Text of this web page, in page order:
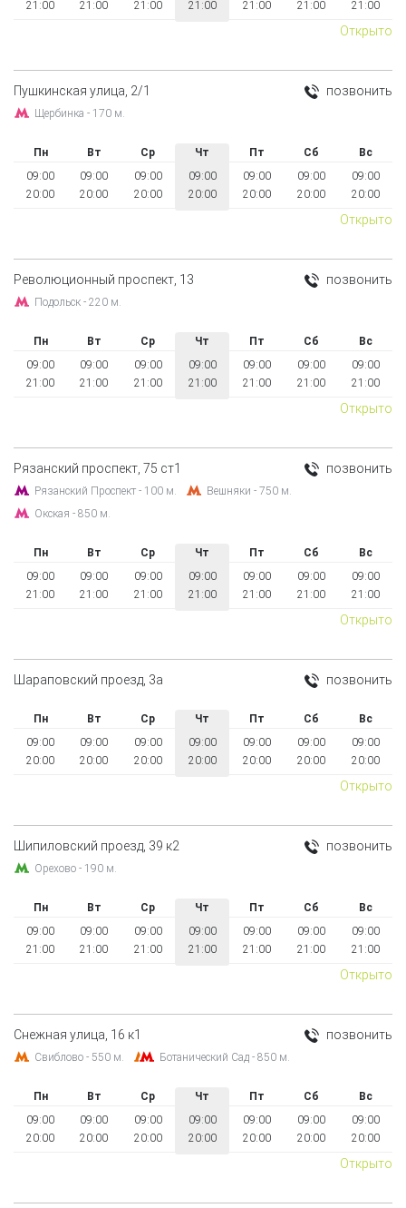
21:00 21:00 21:00 21:00 21:00 21:00 21:00
Открыто
позвонить
Пушкинская улица, 2/1
Щербинка - 170 м.
Пн Вт Ср Чт Пт Сб
Вс
09:00
20:00
09:00
20:00
09:00
20:00
09:00
20:00
09:00
20:00
09:00
20:00
09:00
20:00
Открыто
позвонить
Революционный проспект, 13
Подольск - 220 м.
Пн Вт Ср Чт Пт Сб
Вс
09:00
21:00
09:00
21:00
09:00
21:00
09:00
21:00
09:00
21:00
09:00
21:00
09:00
21:00
Открыто
позвонить
Рязанский проспект, 75 ст1
Рязанский Проспект - 100 м.
Вешняки - 750 м.
Окская - 850 м.
Пн Вт Ср Чт Пт Сб
Вс
09:00
21:00
09:00
21:00
09:00
21:00
09:00
21:00
09:00
21:00
09:00
21:00
09:00
21:00
Открыто
позвонить
Шараповский проезд, 3а
Пн Вт Ср Чт Пт Сб
Вс
09:00
20:00
09:00
20:00
09:00
20:00
09:00
20:00
09:00
20:00
09:00
20:00
09:00
20:00
Открыто
позвонить
Шипиловский проезд, 39 к2
Орехово - 190 м.
Пн Вт Ср Чт Пт Сб
Вс
09:00
21:00
09:00
21:00
09:00
21:00
09:00
21:00
09:00
21:00
09:00
21:00
09:00
21:00
Открыто
позвонить
Снежная улица, 16 к1
Свиблово - 550 м. Ботанический Сад - 850 м.
Пн Вт Ср Чт Пт Сб
Вс
09:00
20:00
09:00
20:00
09:00
20:00
09:00
20:00
09:00
20:00
09:00
20:00
09:00
20:00
Открыто